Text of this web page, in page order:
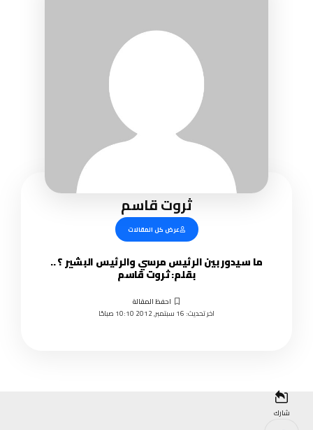
ثروت قاسم
عرض كل المقالات
ما سيدور بين الرئيس مرسي والرئيس البشير ؟ ..
بقلم: ثروت قاسم
اخر تحديث: 16 سبتمبر, 2012 10:10 صباحًا
شارك